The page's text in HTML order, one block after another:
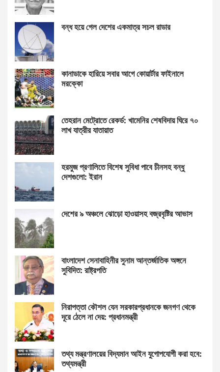
বন্ধ হয়ে গেল দেশের একমাত্র সচল রাডার
কানাডাকে হারিয়ে সবার আগে কোয়ার্টার ফাইনালে
মরক্কো
তেহরান মেট্রোতে রেকর্ড: খামেনির শেষবিদায় ঘিরে ৭০
লাখ যাত্রীর যাতায়াত
হরমুজ প্রণালিতে বিশেষ সুবিধা পাবে চীনসহ বন্ধু
দেশগুলো: ইরান
দেশের ৯ অঞ্চলে ঝোড়ো হাওয়াসহ বজ্রবৃষ্টির আভাস
বাংলাদেশ সেনাবাহিনীর সুনাম আন্তর্জাতিক অঙ্গনে
সুবিদিত: রাষ্ট্রপতি
নিরাপত্তা কৌশল যেন সরকারপ্রধানকে জনগণ থেকে
দূরে ঠেলে না দেয়: প্রধানমন্ত্রী
তথ্য মন্ত্রণালয়ের বিদ্যমান আইন যুগোপযোগী করা হবে:
তথ্যমন্ত্রী